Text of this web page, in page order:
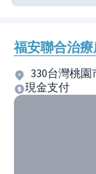
福安聯合治
330台灣桃園
現金支付